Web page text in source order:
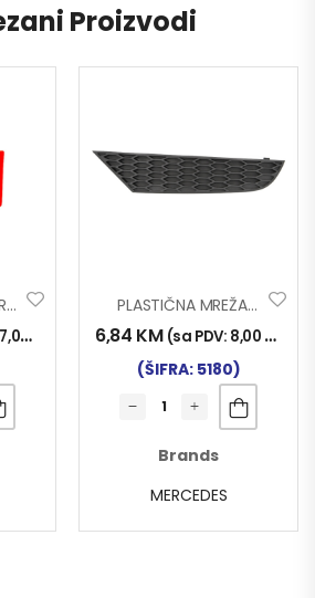
Proizvodi
RUČKA VRATA SPRINTER UNUT LIJ. PLASTIČNA MREŽA U SPOJLERU MP3 (LIJEVA)
6,84 KM (sa PDV: 8,00 KM
(ŠIFRA: 5180)
Brands
MERCEDES